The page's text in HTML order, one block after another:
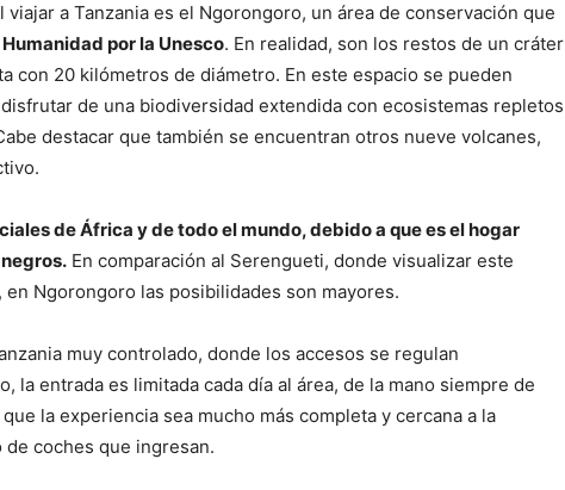
a Tanzania es el Ngorongoro, un área de conservación que
por la Unesco. En realidad, son los restos de un cráter
con 20 kilómetros de diámetro. En este espacio se pueden
de una biodiversidad extendida con ecosistemas repletos
destacar que también se encuentran otros nueve volcanes,
de África y de todo el mundo, debido a que es el hogar
En comparación al Serengueti, donde visualizar este
Ngorongoro las posibilidades son mayores.
muy controlado, donde los accesos se regulan
la entrada es limitada cada día al área, de la mano siempre de
la experiencia sea mucho más completa y cercana a la
coches que ingresan.